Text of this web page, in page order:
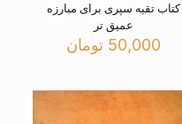
کتاب تقیه سپری برای مبارزه
عمیق تر
50,000 تومان